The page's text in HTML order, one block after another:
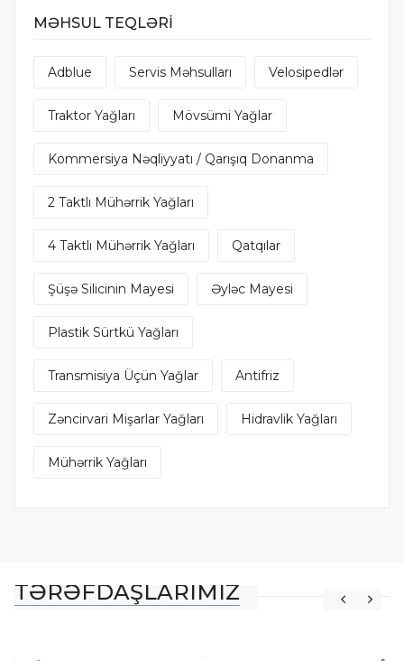
MƏHSUL TEQLƏRİ
Adblue Servis Məhsulları Velosipedlər
Traktor Yağları Mövsümi Yağlar
Kommersiya Nəqliyyatı / Qarışıq Donanma
2 Taktlı Mühərrik Yağları
4 Taktlı Mühərrik Yağları Qatqılar
Şüşə Silicinin Mayesi Əyləc Mayesi
Plastik Sürtkü Yağları
Transmisiya Üçün Yağlar Antifriz
Zəncirvari Mişarlar Yağları Hidravlik Yağları
Mühərrik Yağları
TƏRƏFDAŞLARIMIZ